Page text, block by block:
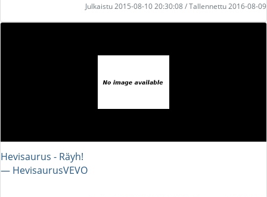
Julkaistu 2015-08-10 20:30:08 / Tallennettu 2016-08-09
Hevisaurus - Räyh!
― HevisaurusVEVO